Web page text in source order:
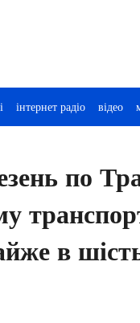
інтернет радіо відео
по
в